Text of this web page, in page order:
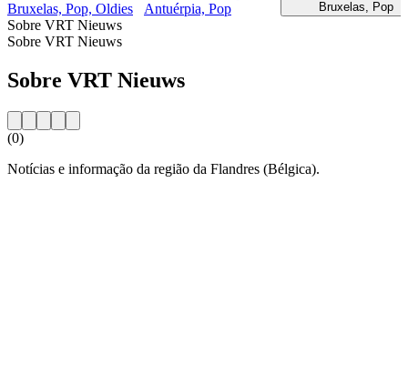
Bruxelas, Pop, Oldies
Antuérpia, Pop
Bruxelas, Pop
Sobre VRT Nieuws
Sobre VRT Nieuws
Sobre VRT Nieuws
(0)
Notícias e informação da região da Flandres (Bélgica).